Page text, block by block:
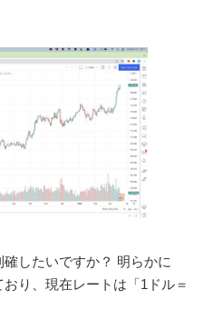
したいですか？ 明らかに
おり、現在レートは「1ドル＝